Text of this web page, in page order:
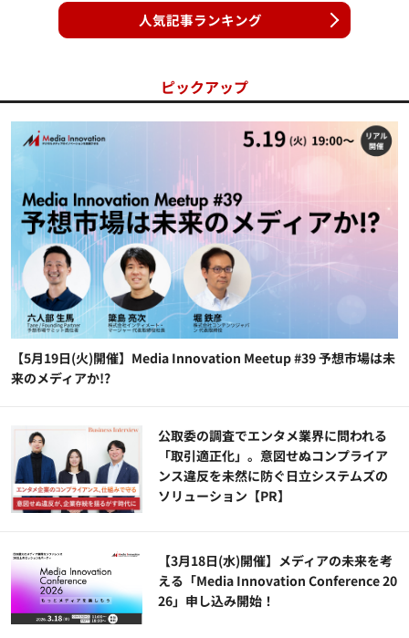
人気記事ランキング
ピックアップ
【5月19日(火)開催】Media Innovation Meetup #39 予想市場は未
来のメディアか!?
公​​取委の調査でエンタメ業界に問われる
「取引適正化」。意図せぬコンプライア
ンス違反を未然に防ぐ日立システムズの
ソリューション​【PR】
【3月18日(水)開催】メディアの未来を考
える「Media Innovation Conference 20
26」申し込み開始！